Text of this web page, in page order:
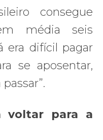
consegue
média seis
era difícil pagar
se aposentar,
voltar para a